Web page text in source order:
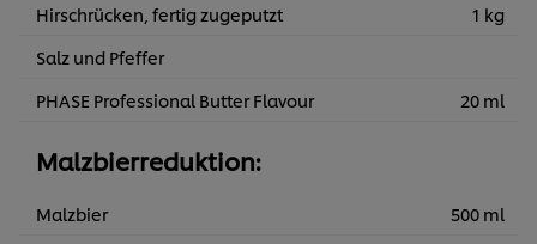
Hirschrücken, fertig zugeputzt
1 kg
Salz und Pfeffer
PHASE Professional Butter Flavour
20 ml
Malzbierreduktion:
Malzbier
500 ml